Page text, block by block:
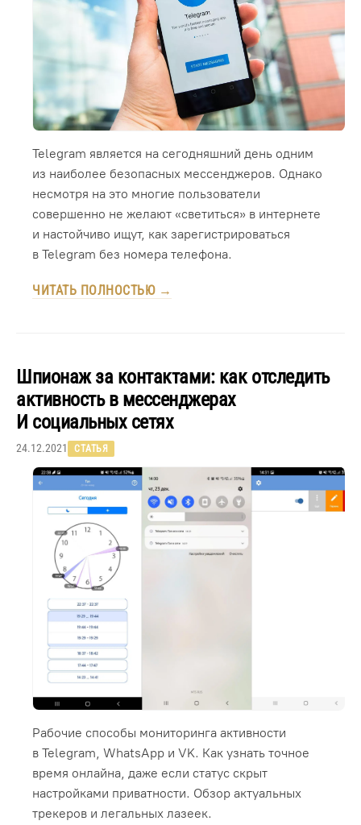
Telegram является на сегодняшний день одним
из наиболее безопасных мессенджеров. Однако
несмотря на это многие пользователи
совершенно не желают «светиться» в интернете
и настойчиво ищут, как зарегистрироваться
в Telegram без номера телефона.
ЧИТАТЬ ПОЛНОСТЬЮ →
Шпионаж за контактами: как отследить
активность в мессенджерах
И социальных сетях
24.12.2021 СТАТЬЯ
Рабочие способы мониторинга активности
в Telegram, WhatsApp и VK. Как узнать точное
время онлайна, даже если статус скрыт
настройками приватности. Обзор актуальных
трекеров и легальных лазеек.